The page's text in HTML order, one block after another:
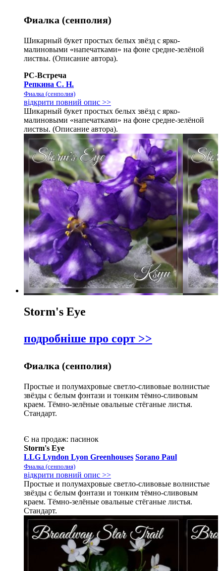
Фиалка (сенполия)
Шикарный букет простых белых звёзд с ярко-
малиновыми «напечатками» на фоне средне-зелёной
листвы. (Описание автора).
РС-Встреча
Репкина С. Н.
Фиалка (сенполия)
відкрити повний опис >>
Шикарный букет простых белых звёзд с ярко-
малиновыми «напечатками» на фоне средне-зелёной
листвы. (Описание автора).
Storm's Eye
подробніше про сорт >>
Фиалка (сенполия)
Простые и полумахровые светло-сливовые волнистые
звёзды с белым фэнтази и тонким тёмно-сливовым
краем. Тёмно-зелёные овальные стёганые листья.
Стандарт.
Є на продаж: пасинок
Storm's Eye
LLG Lyndon Lyon Greenhouses Sorano Paul
Фиалка (сенполия)
відкрити повний опис >>
Простые и полумахровые светло-сливовые волнистые
звёзды с белым фэнтази и тонким тёмно-сливовым
краем. Тёмно-зелёные овальные стёганые листья.
Стандарт.